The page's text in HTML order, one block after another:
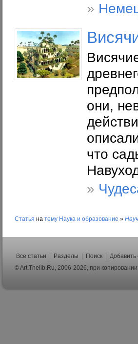
»
они,
что
»
Статья на тему Наука и образование »
Все статьи Разделы Поиск Добавить
© Art.Thelib.Ru, 2006-2026, при